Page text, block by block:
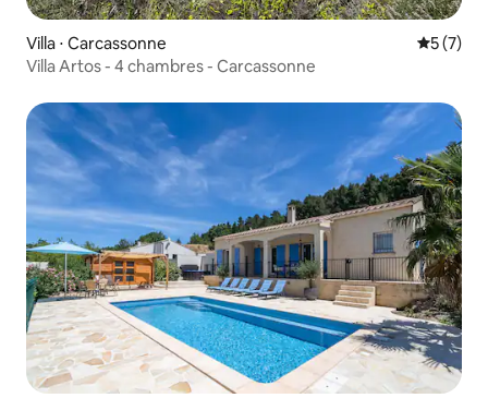
Villa ⋅ Carcassonne
5 (7)
Villa Artos - 4 chambres - Carcassonne